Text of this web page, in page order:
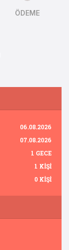
ÖDEME
06.08.2026
07.08.2026
1 GECE
1 KİŞİ
0 KİŞİ